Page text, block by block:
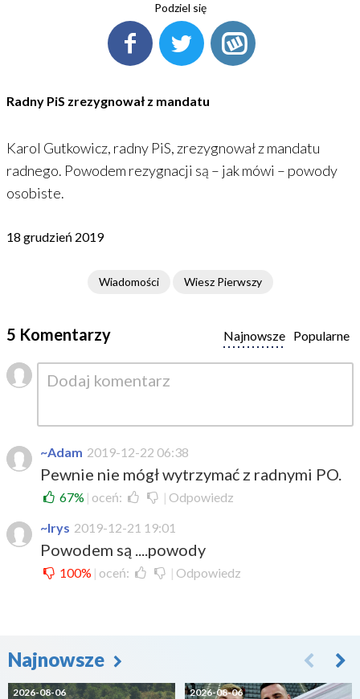
Podziel się
Radny PiS zrezygnował z mandatu
Karol Gutkowicz, radny PiS, zrezygnował z mandatu
radnego. Powodem rezygnacji są – jak mówi – powody
osobiste.
18 grudzień 2019
Wiadomości Wiesz Pierwszy
5 Komentarzy Popularne
Najnowsze
~Adam 2019-12-22 06:38
Pewnie nie mógł wytrzymać z radnymi PO.
67% | oceń: | Odpowiedz
~Irys 2019-12-21 19:01
Powodem są ....powody
100% | oceń: | Odpowiedz
Najnowsze
2026-08-06 2026-08-06